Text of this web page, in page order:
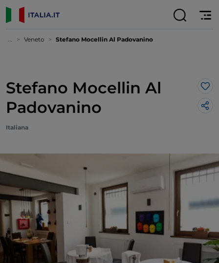
... Veneto Stefano Mocellin Al Padovanino
Stefano Mocellin Al
Padovanino
Italiana